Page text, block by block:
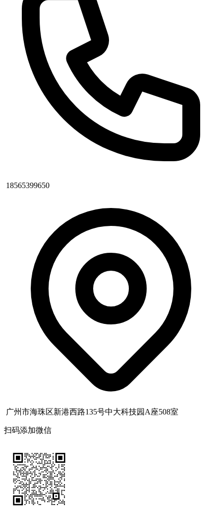
18565399650
广州市海珠区新港西路135号中大科技园A座508室
扫码添加微信